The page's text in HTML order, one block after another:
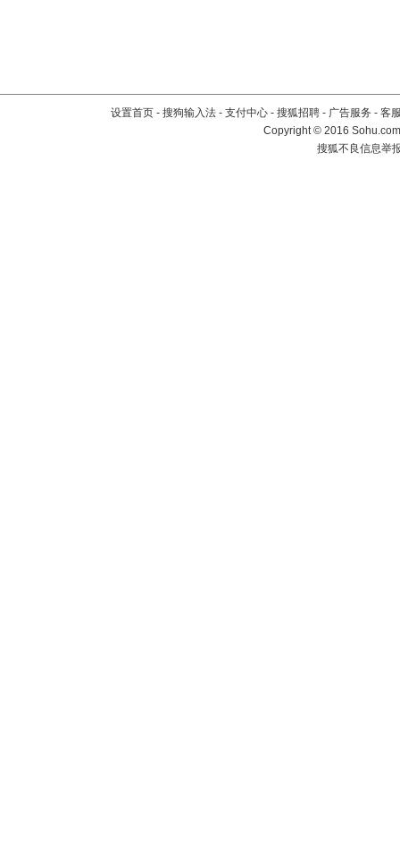
设置首页 - 搜狗输入法 - 支付中心 - 搜狐招聘 - 广告服务 - 客
Copyright©2016
搜狐不良信息举